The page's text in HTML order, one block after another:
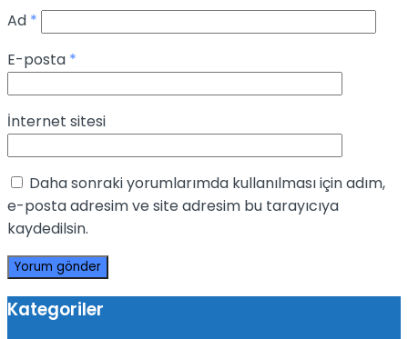
Ad *
E-posta *
İnternet sitesi
Daha sonraki yorumlarımda kullanılması için adım,
e-posta adresim ve site adresim bu tarayıcıya
kaydedilsin.
Kategoriler